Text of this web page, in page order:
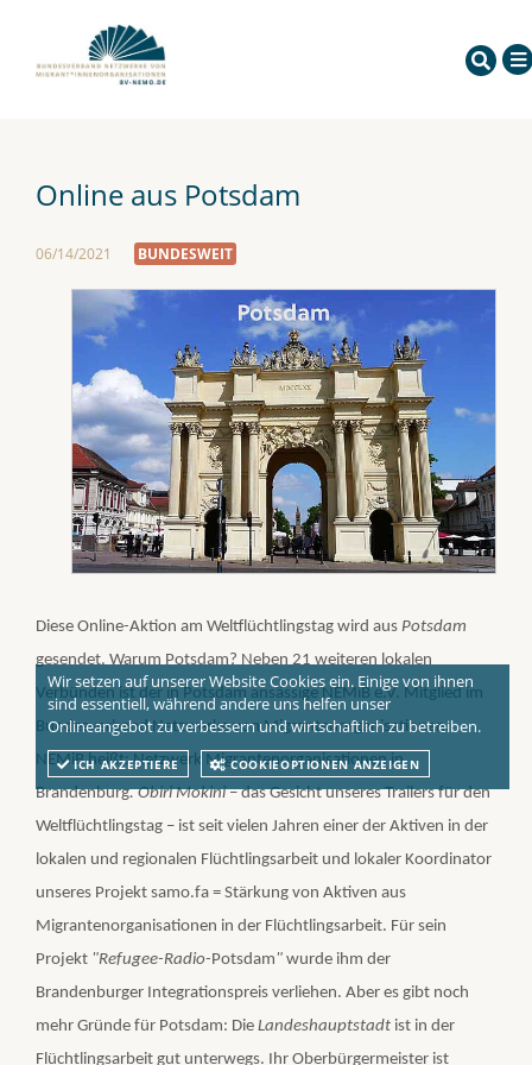
Wir setzen auf unserer Website Cookies ein. Einige von ihnen
sind essentiell, während andere uns helfen unser
Onlineangebot zu verbessern und wirtschaftlich zu betreiben.
ICH AKZEPTIERE COOKIEOPTIONEN ANZEIGEN
Online aus Potsdam
06/14/2021 BUNDESWEIT
Diese Online-Aktion am Weltflüchtlingstag wird aus Potsdam
gesendet. Warum Potsdam? Neben 21 weiteren lokalen
Verbünden ist der in Potsdam ansässige NEMiB e.V. Mitglied im
Bundesverband Netzwerke von Migrantenorganisationen.
NEMiB heißt: Netzwerk Migrantenorganisationen in
Brandenburg. Obiri Mokini– das Gesicht unseres Trailers für den
Weltflüchtlingstag – ist seit vielen Jahren einer der Aktiven in der
lokalen und regionalen Flüchtlingsarbeit und lokaler Koordinator
unseres Projekt samo.fa = Stärkung von Aktiven aus
Migrantenorganisationen in der Flüchtlingsarbeit. Für sein
Projekt "Refugee-Radio-Potsdam " wurde ihm der
Brandenburger Integrationspreis verliehen. Aber es gibt noch
mehr Gründe für Potsdam: Die Landeshauptstadt ist in der
Flüchtlingsarbeit gut unterwegs. Ihr Oberbürgermeister ist